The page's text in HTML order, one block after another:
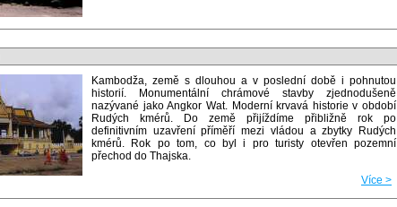
Kambodža, země s dlouhou a v poslední době i pohnutou
historií. Monumentální chrámové stavby zjednodušeně
nazývané jako Angkor Wat. Moderní krvavá historie v období
Rudých kmérů. Do země přijíždíme přibližně rok po
definitivním uzavření příměří mezi vládou a zbytky Rudých
kmérů. Rok po tom, co byl i pro turisty otevřen pozemní
přechod do Thajska.
Více >